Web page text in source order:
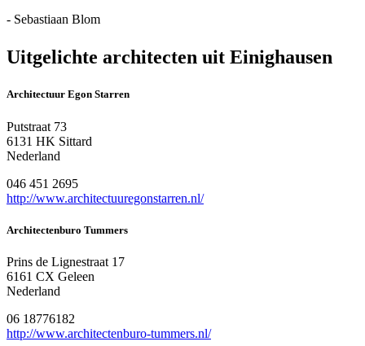
- Sebastiaan Blom
Uitgelichte architecten uit Einighausen
Architectuur Egon Starren
Putstraat 73
6131 HK Sittard
Nederland
046 451 2695
http://www.architectuuregonstarren.nl/
Architectenburo Tummers
Prins de Lignestraat 17
6161 CX Geleen
Nederland
06 18776182
http://www.architectenburo-tummers.nl/